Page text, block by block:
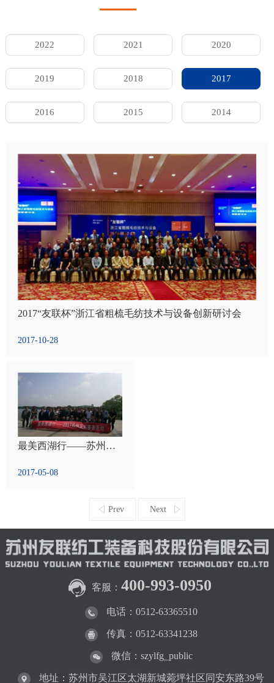
2022 2021 2020
2019 2018 2017
2016 2015 2014
2017“友联杯”浙江省粗梳毛纺技术与设备创新研讨会
2017-10-28
最美西湖行——苏州友联2017春游活动
2017-05-08
Prev Next
客服： 400-993-0950
电话：0512-63365510
传真：0512-63341238
微信：szylfg_public
地址：苏州市吴江区太湖新城菀坪社区同安东路39号